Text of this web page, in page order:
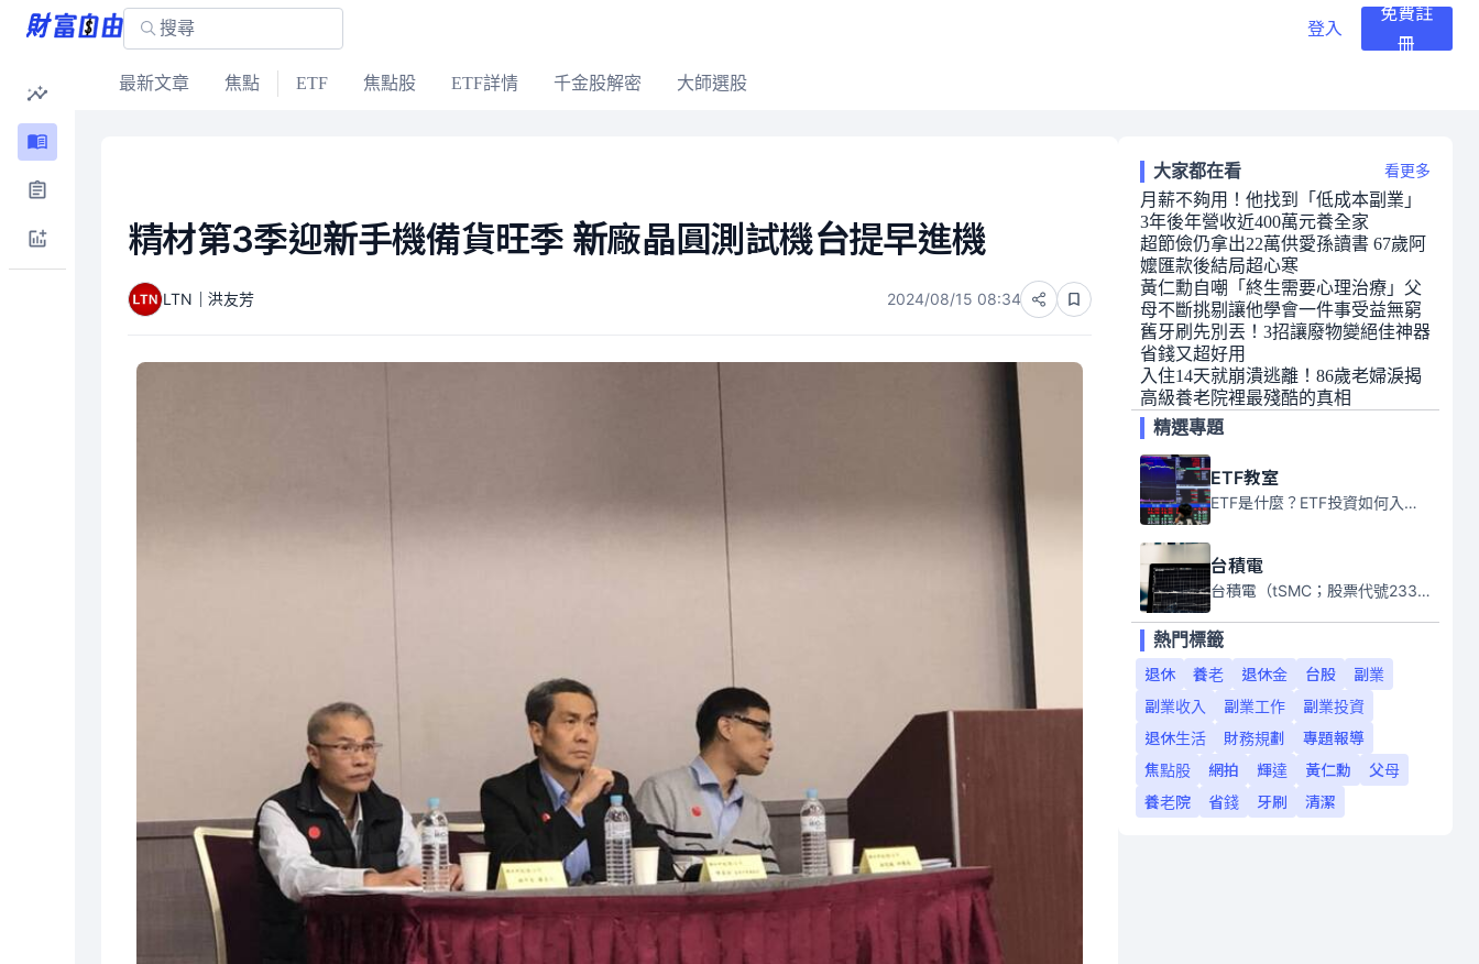
登入
免費註
冊
最新文章 焦點 ETF 焦點股 ETF詳情 千金股解密 大師選股
精材第3季迎新手機備貨旺季 新廠晶圓測試機台提早進機
LTN｜洪友芳 2024/08/15 08:34
大家都在看 看更多
月薪不夠用！他找到「低成本副業」
3年後年營收近400萬元養全家
超節儉仍拿出22萬供愛孫讀書 67歲阿
嬤匯款後結局超心寒
黃仁勳自嘲「終生需要心理治療」父
母不斷挑剔讓他學會一件事受益無窮
舊牙刷先別丟！3招讓廢物變絕佳神器
省錢又超好用
入住14天就崩潰逃離！86歲老婦淚揭
高級養老院裡最殘酷的真相
精選專題
ETF教室
ETF是什麼？ETF投資如何入門？本系列專題文章將會告訴你新手必須知道的ETF基礎知識。
台積電
台積電（tSMC；股票代號2330）是全球領先的半導體代工公司，成立於1987年，總部位於台灣新竹。且已於美國、日本、德國及中國設廠，台積電是全球首家專業積體電路製造服務公司，也是全球最先進和最大規模的半導體代工廠。
熱門標籤
退休
養老 退休金 台股
副業
副業收入
副業工作
副業投資
退休生活
財務規劃
專題報導
焦點股
網拍 輝達 黃仁勳
父母
養老院
省錢 牙刷 清潔